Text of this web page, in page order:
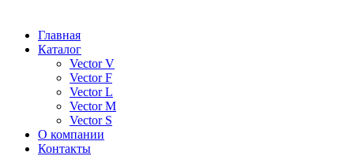
Главная
Каталог
Vector V
Vector F
Vector L
Vector M
Vector S
О компании
Контакты